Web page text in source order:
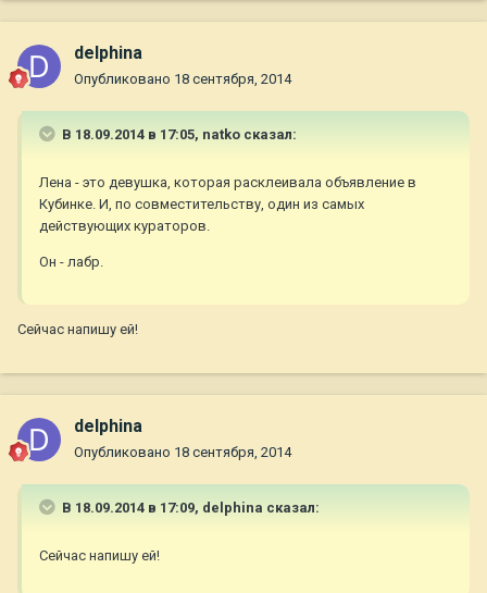
delphina
Опубликовано 18 сентября, 2014
В 18.09.2014 в 17:05, natko сказал:
Лена - это девушка, которая расклеивала объявление в
Кубинке. И, по совместительству, один из самых
действующих кураторов.
Он - лабр.
Сейчас напишу ей!
delphina
Опубликовано 18 сентября, 2014
В 18.09.2014 в 17:09, delphina сказал:
Сейчас напишу ей!